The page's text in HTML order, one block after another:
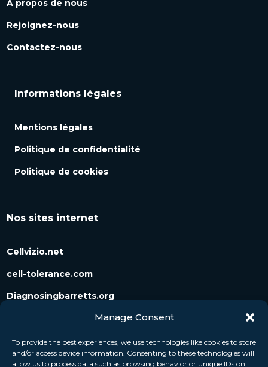
Manage Consent
To provide the best experiences, we use technologies like cookies to store
and/or access device information. Consenting to these technologies will
allow us to process data such as browsing behavior or unique IDs on
A propos de nous
Rejoignez-nous
Contactez-nous
Informations légales
Mentions légales
Politique de confidentialité
Politique de cookies
Nos sites internet
Cellvizio.net
cell-tolerance.com
Diagnosingbarretts.org
Diagnosingpancreaticcysts.org
Suivez-nous